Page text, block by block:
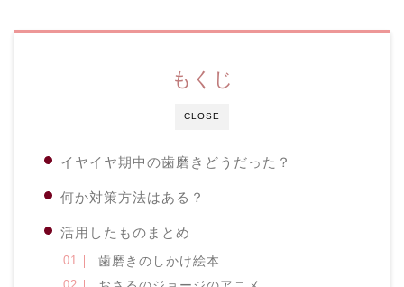
CLOSE
もくじ
イヤイヤ期中の歯磨きどうだった？
何か対策方法はある？
活用したものまとめ
歯磨きのしかけ絵本